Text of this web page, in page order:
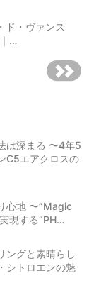
ド・ヴァンス
…
は深まる 〜4年5
C5エアクロスの
心地 〜”Magic
現する”PH…
ングと素晴らし
シトロエンの魅